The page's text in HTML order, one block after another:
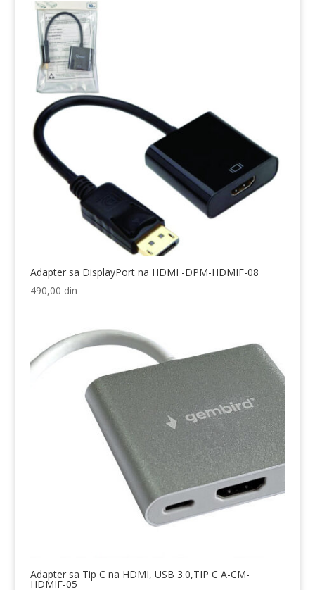
Adapter sa DisplayPort na HDMI -DPM-HDMIF-08
490,00 din
Adapter sa Tip C na HDMI, USB 3.0,TIP C A-CM-
HDMIF-05